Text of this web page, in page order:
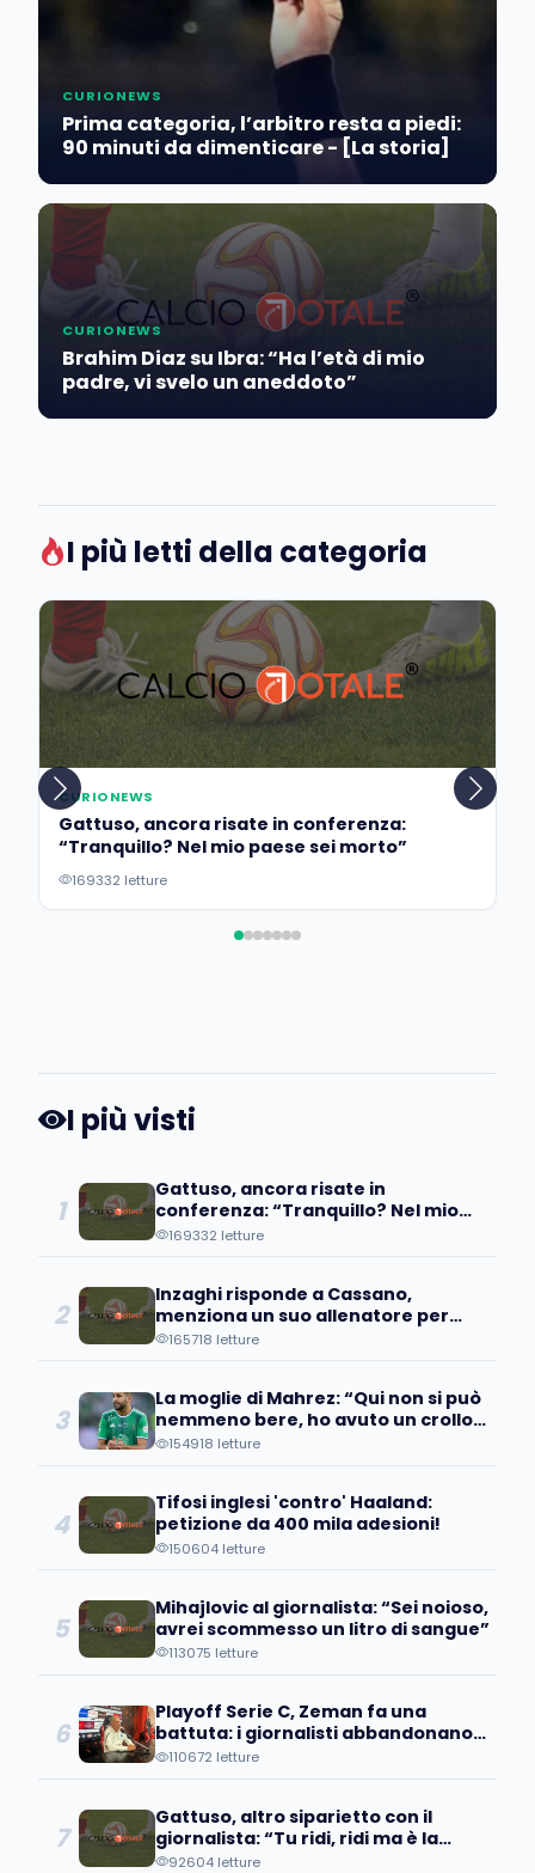
CURIONEWS
Prima categoria, l’arbitro resta a piedi:
90 minuti da dimenticare - [La storia]
CURIONEWS
Brahim Diaz su Ibra: “Ha l’età di mio
padre, vi svelo un aneddoto”
I più letti della categoria
CURIONEWS
Gattuso, ancora risate in conferenza:
“Tranquillo? Nel mio paese sei morto”
169332 letture
I più visti
1
Gattuso, ancora risate in
conferenza: “Tranquillo? Nel mio
paese sei morto”
169332 letture
2
Inzaghi risponde a Cassano,
menziona un suo allenatore per
stopparlo
165718 letture
3
La moglie di Mahrez: “Qui non si può
nemmeno bere, ho avuto un crollo
e…”
154918 letture
4
Tifosi inglesi 'contro' Haaland:
petizione da 400 mila adesioni!
150604 letture
5
Mihajlovic al giornalista: “Sei noioso,
avrei scommesso un litro di sangue”
113075 letture
6
Playoff Serie C, Zeman fa una
battuta: i giornalisti abbandonano
la sala stampa
110672 letture
7
Gattuso, altro siparietto con il
giornalista: “Tu ridi, ridi ma è la
verità”
92604 letture